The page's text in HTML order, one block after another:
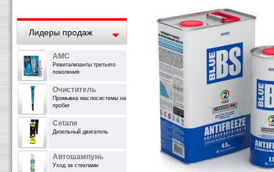
Лидеры продаж
АМС
Ревитализанты третьего
поколения
Очиститель
Промывка маслосистемы на
пробег
Cetane
Дизельный двигатель
Автошампунь
Уход за стеклами